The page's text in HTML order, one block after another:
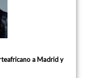
a Madrid y